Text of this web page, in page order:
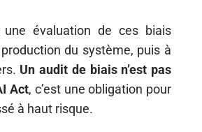
une évaluation de ces biais
du système, puis à
Un audit de biais n’est pas
Act, c’est une obligation pour
à haut risque.